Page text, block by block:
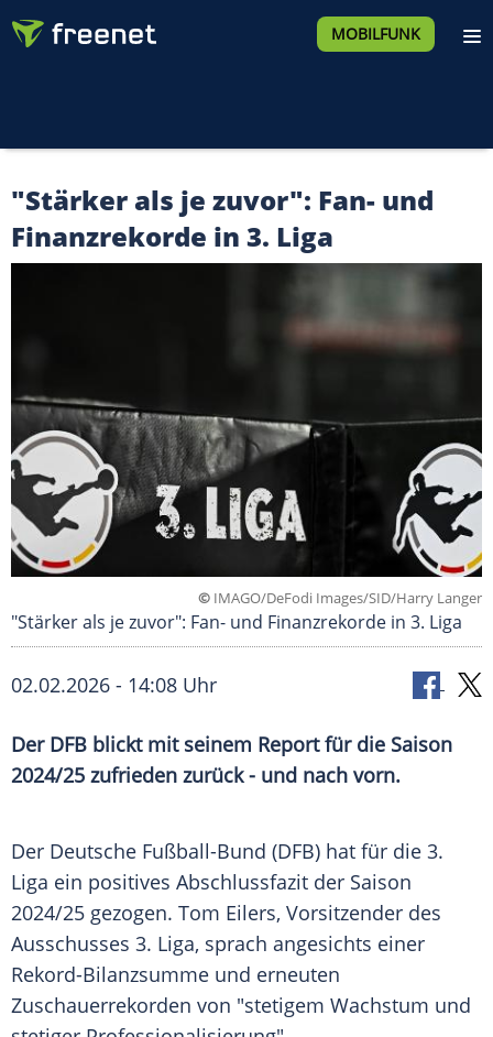
MOBILFUNK
"Stärker als je zuvor": Fan- und
Finanzrekorde in 3. Liga
© IMAGO/DeFodi Images/SID/Harry Langer
"Stärker als je zuvor": Fan- und Finanzrekorde in 3. Liga
02.02.2026 - 14:08 Uhr
Der DFB blickt mit seinem Report für die Saison
2024/25 zufrieden zurück - und nach vorn.
Der Deutsche Fußball-Bund (DFB) hat für die 3.
Liga ein positives Abschlussfazit der Saison
2024/25 gezogen. Tom Eilers, Vorsitzender des
Ausschusses 3. Liga, sprach angesichts einer
Rekord-Bilanzsumme und erneuten
Zuschauerrekorden von "stetigem Wachstum und